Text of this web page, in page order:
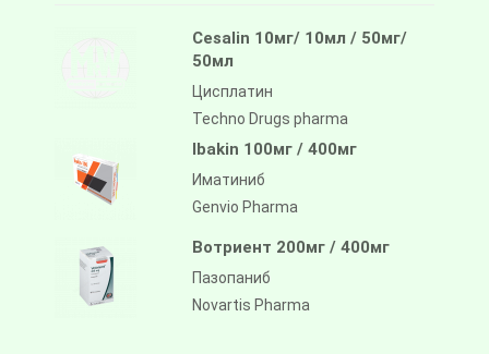
Cesalin 10мг/ 10мл / 50мг/
50мл
Цисплатин
Techno Drugs pharma
Ibakin 100мг / 400мг
Иматиниб
Genvio Pharma
Вотриент 200мг / 400мг
Пазопаниб
Novartis Pharma